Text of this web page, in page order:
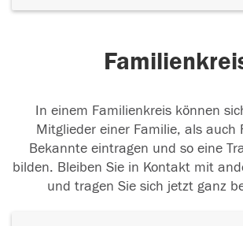
In einem Familienkreis können
Mitglieder einer Familie, als auch
Bekannte eintragen und so eine
bilden. Bleiben Sie in Kontakt mit
und tragen Sie sich jetzt ganz